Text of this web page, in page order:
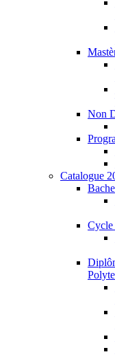
Non
Catalogue
Cycle